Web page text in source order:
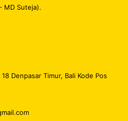
MD Suteja).
Denpasar Timur, Bali Kode Pos